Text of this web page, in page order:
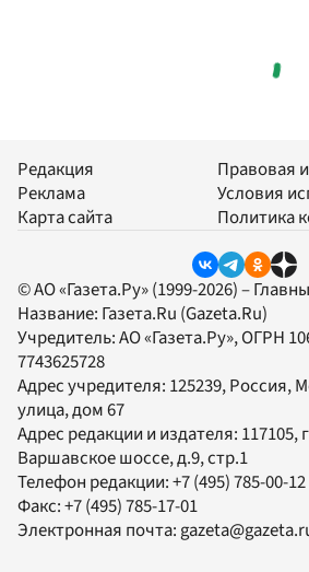
Редакция
Реклама
Карта сайта
Правовая
Условия
Политика
© АО «Газета.Ру» (1999-2026) –
Название: Газета.Ru (Gazeta.Ru)
Учредитель:АО «Газета.Ру», ОГРН
7743625728
Адрес учредителя: 125239, Россия,
улица, дом 67
Адрес редакции и издателя: 117105,
Варшавское шоссе, д.9, стр.1
Телефон редакции:+7 (495) 785-00-12
Факс:+7 (495) 785-17-01
Электронная почта: